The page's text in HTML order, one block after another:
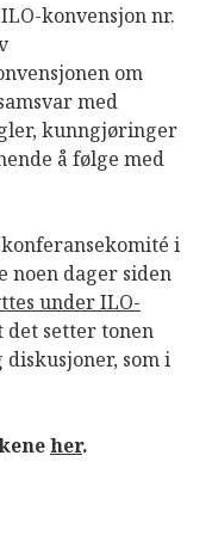
konvensjon nr.
om
med
kunngjøringer
å følge med
i
noen dager siden
under ILO-
det setter tonen
som i
her.